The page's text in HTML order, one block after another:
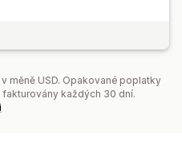
měně USD. Opakované poplatky
každých 30 dní.